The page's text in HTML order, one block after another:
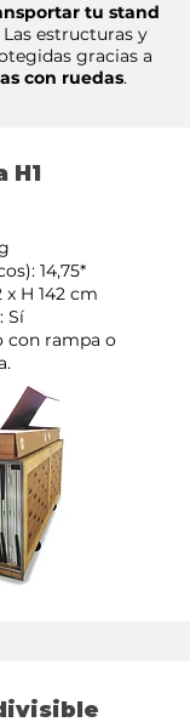
tu stand
estructuras y
gracias a
con ruedas.
H1
14,75*
x H 142 cm
: Sí
con rampa o